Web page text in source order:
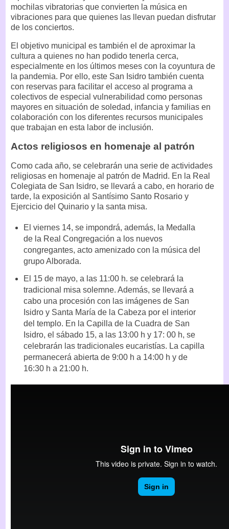
mochilas vibratorias que convierten la música en
vibraciones para que quienes las llevan puedan disfrutar
de los conciertos.
El objetivo municipal es también el de aproximar la
cultura a quienes no han podido tenerla cerca,
especialmente en los últimos meses con la coyuntura de
la pandemia. Por ello, este San Isidro también cuenta
con reservas para facilitar el acceso al programa a
colectivos de especial vulnerabilidad como personas
mayores en situación de soledad, infancia y familias en
colaboración con los diferentes recursos municipales
que trabajan en esta labor de inclusión.
Actos religiosos en homenaje al patrón
Como cada año, se celebrarán una serie de actividades
religiosas en homenaje al patrón de Madrid. En la Real
Colegiata de San Isidro, se llevará a cabo, en horario de
tarde, la exposición al Santísimo Santo Rosario y
Ejercicio del Quinario y la santa misa.
El viernes 14, se impondrá, además, la Medalla
de la Real Congregación a los nuevos
congregantes, acto amenizado con la música del
grupo Alborada.
El 15 de mayo, a las 11:00 h. se celebrará la
tradicional misa solemne. Además, se llevará a
cabo una procesión con las imágenes de San
Isidro y Santa María de la Cabeza por el interior
del templo. En la Capilla de la Cuadra de San
Isidro, el sábado 15, a las 13:00 h y 17: 00 h, se
celebrarán las tradicionales eucaristías. La capilla
permanecerá abierta de 9:00 h a 14:00 h y de
16:30 h a 21:00 h.